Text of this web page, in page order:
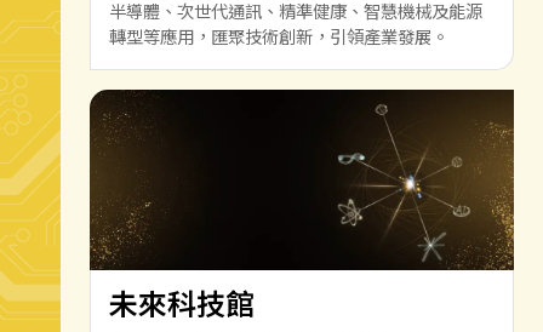
半導體、次世代通訊、精準健康、智慧機械及能源
轉型等應用，匯聚技術創新，引領產業發展。
未來科技館